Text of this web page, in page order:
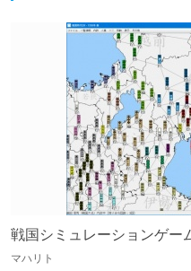
戦国シミュレーションゲー
マハリト